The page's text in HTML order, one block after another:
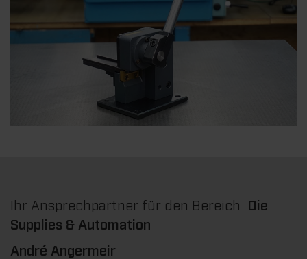
Ihr Ansprechpartner für den Bereich Die
Supplies & Automation
André Angermeir